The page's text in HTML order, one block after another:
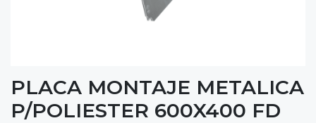
PLACA MONTAJE METALICA
P/POLIESTER 600X400 FD